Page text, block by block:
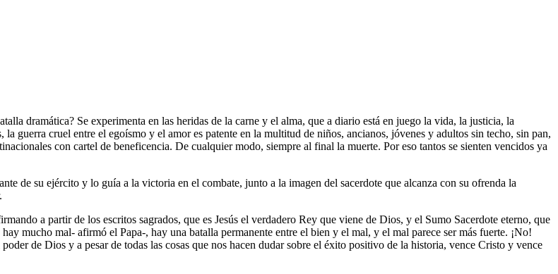
dramática? Se experimenta en las heridas de la carne y el alma, que a diario está en juego la vida, la justicia, la
guerra cruel entre el egoísmo y el amor es patente en la multitud de niños, ancianos, jóvenes y adultos sin techo, sin pan,
con cartel de beneficencia. De cualquier modo, siempre al final la muerte. Por eso tantos se sienten vencidos ya
de su ejército y lo guía a la victoria en el combate, junto a la imagen del sacerdote que alcanza con su ofrenda la
a partir de los escritos sagrados, que es Jesús el verdadero Rey que viene de Dios, y el Sumo Sacerdote eterno, que
mucho mal- afirmó el Papa-, hay una batalla permanente entre el bien y el mal, y el mal parece ser más fuerte. ¡No!
de Dios y a pesar de todas las cosas que nos hacen dudar sobre el éxito positivo de la historia, vence Cristo y vence